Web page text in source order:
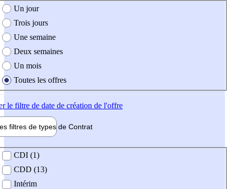
création de l'offre
Un jour
Trois jours
Une semaine
Deux semaines
Un mois
Toutes les offres
le filtre de date de création de l'offre
filtres de types de Contrat
contrat
CDI (1)
CDD (13)
Intérim